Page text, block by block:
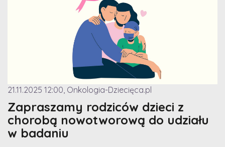
21.11.2025 12:00, Onkologia-Dziecięca.pl
Zapraszamy rodziców dzieci z
chorobą nowotworową do udziału
w badaniu